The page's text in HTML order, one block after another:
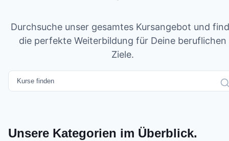
Durchsuche unser gesamtes Kursangebot und
die perfekte Weiterbildung für Deine beruflichen
Ziele.
Unsere Kategorien im Überblick.